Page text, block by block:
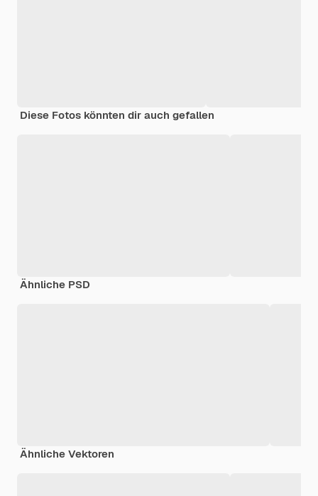
Diese Fotos könnten dir auch gefallen
Ähnliche PSD
Ähnliche Vektoren